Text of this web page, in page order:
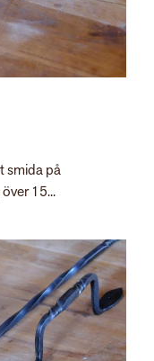
smida på
15...